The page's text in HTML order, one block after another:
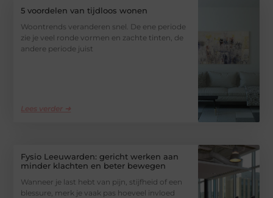
5 voordelen van tijdloos wonen
Woontrends veranderen snel. De ene periode
zie je veel ronde vormen en zachte tinten, de
andere periode juist
Lees verder ➜
Fysio Leeuwarden: gericht werken aan
minder klachten en beter bewegen
Wanneer je last hebt van pijn, stijfheid of een
blessure, merk je vaak pas hoeveel invloed